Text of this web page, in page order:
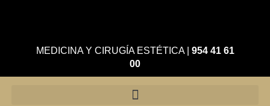
MEDICINA Y CIRUGÍA ESTÉTICA| 954 41 61
00